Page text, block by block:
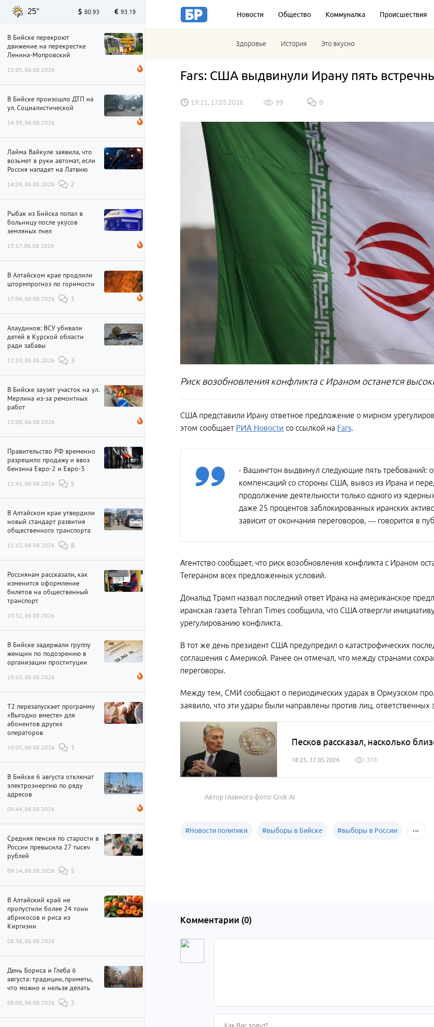
Новости Общество Коммуналка Происшествия
Здоровье История Это вкусно
25° 80.93 93.19
В Бийске перекроют
движение на перекрестке
Ленина-Мопровский
15:05, 06.08.2026
В Бийске произошло ДТП на
ул. Социалистической
14:39, 06.08.2026
Лайма Вайкуле заявила, что
возьмет в руки автомат, если
Россия нападет на Латвию
14:09, 06.08.2026 2
Рыбак из Бийска попал в
больницу после укусов
земляных пчел
13:17, 06.08.2026
В Алтайском крае продлили
штормпрогноз по горимости
13:04, 06.08.2026 1
Алаудинов: ВСУ убивали
детей в Курской области
ради забавы
12:33, 06.08.2026 3
В Бийске заузят участок на ул.
Мерлина из-за ремонтных
работ
12:08, 06.08.2026
Правительство РФ временно
разрешило продажу и ввоз
бензина Евро-2 и Евро-3
11:42, 06.08.2026 5
В Алтайском крае утвердили
новый стандарт развития
общественного транспорта
11:12, 06.08.2026 8
Россиянам рассказали, как
изменится оформление
билетов на общественный
транспорт
10:32, 06.08.2026
В Бийске задержали группу
женщин по подозрению в
организации проституции
10:10, 06.08.2026
Т2 перезапускает программу
«Выгодно вместе» для
абонентов других
операторов
10:05, 06.08.2026 1
В Бийске 6 августа отключат
электроэнергию по ряду
адресов
09:44, 06.08.2026
Средняя пенсия по старости в
России превысила 27 тысяч
рублей
09:14, 06.08.2026 5
В Алтайский край не
пропустили более 24 тонн
абрикосов и риса из
Киргизии
08:38, 06.08.2026
День Бориса и Глеба 6
августа: традиции, приметы,
что можно и нельзя делать
08:08, 06.08.2026 3
Fars: США выдвинули Ирану пять
19:21, 17.05.2026 99 0
Риск возобновления конфликта с Ираном останется
США представили Ирану ответное предложение о мирном
этом сообщает РИА Новости со ссылкой на Fars.
- Вашингтон выдвинул следующие пять требований:
компенсаций со стороны США, вывоз из Ирана и
продолжение деятельности только одного из
даже 25 процентов заблокированных иранских
зависит от окончания переговоров, — говорится в
Агентство сообщает, что риск возобновления конфликта с Ираном
Тегераном всех предложенных условий.
Дональд Трамп назвал последний ответ Ирана на американское
иранская газета Tehran Times сообщила, что США отвергли
урегулированию конфликта.
В тот же день президент США предупредил о катастрофических
соглашения с Америкой. Ранее он отмечал, что между странами
переговоры.
Между тем, СМИ сообщают о периодических ударах в Ормузском
заявило, что эти удары были направлены против лиц,
Песков рассказал, насколько
18:25, 17.05.2026 310
Автор главного фото: Grok AI
#Новости политики #выборы в Бийске #выборы в России
Комментарии (0)